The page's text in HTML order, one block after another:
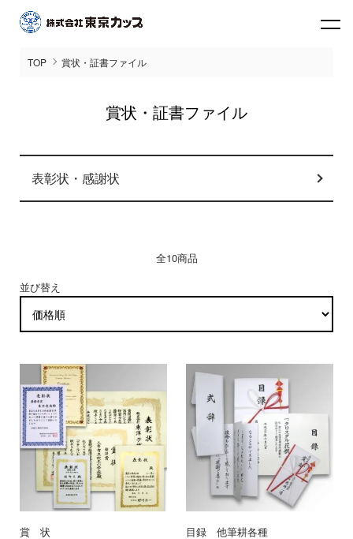
TOP 賞状・証書ファイル
賞状・証書ファイル
カテゴリー一覧
表彰状・感謝状
全10商品
並び替え
賞 状 目録 他筆耕各種